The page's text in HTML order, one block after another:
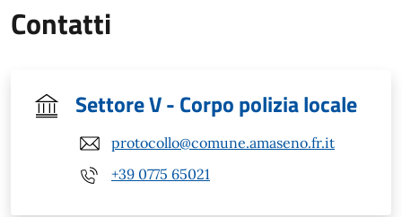
Contatti
Settore V - Corpo polizia locale
protocollo@comune.amaseno.fr.it
+39 0775 65021